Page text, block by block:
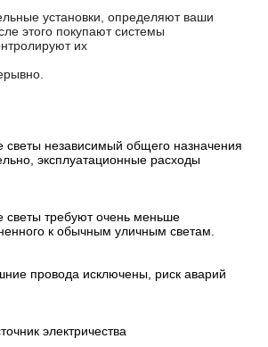
установки, определяют ваши
этого покупают системы
их
независимый общего назначения
эксплуатационные расходы
требуют очень меньше
к обычным уличным светам.
провода исключены, риск аварий
электричества